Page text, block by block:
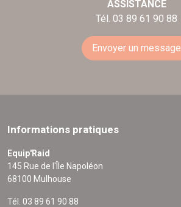
ASSISTANCE
Tél. 03 89 61 90 88
Envoyer un message
Informations pratiques
Equip'Raid
145 Rue de l'Île Napoléon
68100 Mulhouse
Tél. 03 89 61 90 88